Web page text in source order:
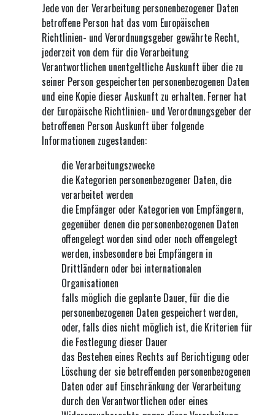
Jede von der Verarbeitung personenbezogener Daten
betroffene Person hat das vom Europäischen
Richtlinien- und Verordnungsgeber gewährte Recht,
jederzeit von dem für die Verarbeitung
Verantwortlichen unentgeltliche Auskunft über die zu
seiner Person gespeicherten personenbezogenen Daten
und eine Kopie dieser Auskunft zu erhalten. Ferner hat
der Europäische Richtlinien- und Verordnungsgeber der
betroffenen Person Auskunft über folgende
Informationen zugestanden:
die Verarbeitungszwecke
die Kategorien personenbezogener Daten, die
verarbeitet werden
die Empfänger oder Kategorien von Empfängern,
gegenüber denen die personenbezogenen Daten
offengelegt worden sind oder noch offengelegt
werden, insbesondere bei Empfängern in
Drittländern oder bei internationalen
Organisationen
falls möglich die geplante Dauer, für die die
personenbezogenen Daten gespeichert werden,
oder, falls dies nicht möglich ist, die Kriterien für
die Festlegung dieser Dauer
das Bestehen eines Rechts auf Berichtigung oder
Löschung der sie betreffenden personenbezogenen
Daten oder auf Einschränkung der Verarbeitung
durch den Verantwortlichen oder eines